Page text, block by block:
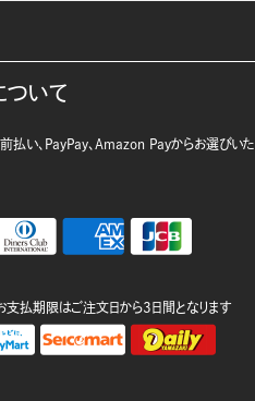
いて
前払い、PayPay、Amazon Payからお選びいた
支払期限はご注文日から3日間となります